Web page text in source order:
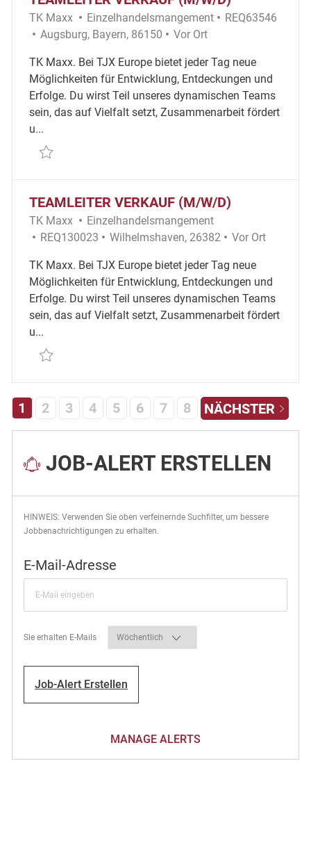
TK Maxx Kategorie
Einzelhandelsmangement Erforderliche ID
REQ63546
Ort
Augsburg, Bayern, 86150 Remote
Vor Ort
TK Maxx. Bei TJX Europe bietet jeder Tag neue
Möglichkeiten für Entwicklung, Entdeckungen und
Erfolge. Du wirst Teil unseres dynamischen Teams
sein, das auf Vielfalt setzt, Zusammenarbeit fördert
u...
Retten Teamleiter Verkauf (m/w/d) REQ63546
TEAMLEITER VERKAUF (M/W/D)
TK Maxx Kategorie
Einzelhandelsmangement
Erforderliche ID
REQ130023 Ort
Wilhelmshaven, 26382 Remote
Vor Ort
TK Maxx. Bei TJX Europe bietet jeder Tag neue
Möglichkeiten für Entwicklung, Entdeckungen und
Erfolge. Du wirst Teil unseres dynamischen Teams
sein, das auf Vielfalt setzt, Zusammenarbeit fördert
u...
Retten Teamleiter Verkauf (m/w/d) REQ130023
1 2 3 4 5 6 7 8 NÄCHSTER
JOB-ALERT ERSTELLEN
HINWEIS: Verwenden Sie oben verfeinernde Suchfilter, um bessere
Jobbenachrichtigungen zu erhalten.
E-Mail-AdresseRequired
Sie erhalten E-MailsRequired
Job-Alert Erstellen
MANAGE ALERTS